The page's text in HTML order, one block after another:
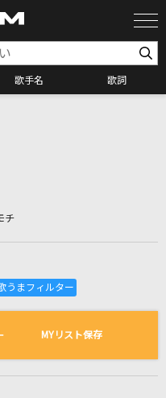
歌手名 歌詞
き
いる曲の一覧
チ
MYリスト保存